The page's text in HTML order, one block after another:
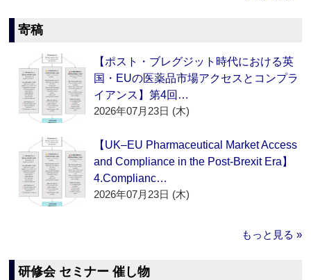
寄稿
【ポスト・ブレグジット時代における英
国・EUの医薬品市場アクセスとコンプラ
イアンス】第4回…
2026年07月23日 (木)
【UK–EU Pharmaceutical Market Access
and Compliance in the Post-Brexit Era】
4.Complianc…
2026年07月23日 (木)
もっと見る »
研修会 セミナー 催し物